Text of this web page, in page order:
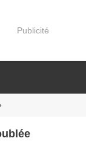
Publicité